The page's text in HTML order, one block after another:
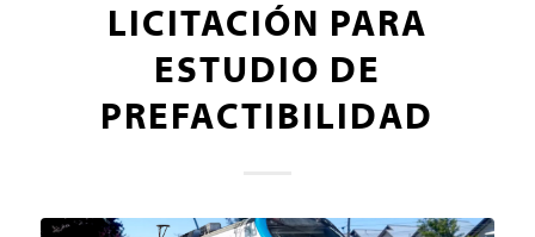
LICITACIÓN PARA
ESTUDIO DE
PREFACTIBILIDAD